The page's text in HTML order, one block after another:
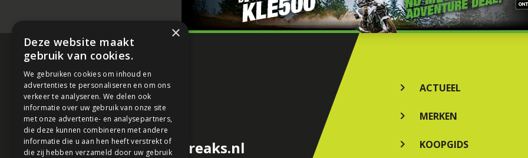
redactie@motorfreaks.nl
ACTUEEL
MERKEN
KOOPGIDS
×
Deze website maakt
gebruik van cookies.
We gebruiken cookies om inhoud en
advertenties te personaliseren en om ons
verkeer te analyseren. We delen ook
informatie over uw gebruik van onze site
met onze advertentie- en analysepartners,
die deze kunnen combineren met andere
informatie die u aan hen heeft verstrekt of
die zij hebben verzameld door uw gebruik